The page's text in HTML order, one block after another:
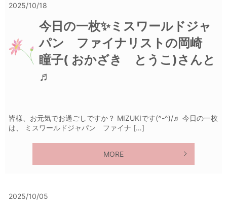
2025/10/18
今日の一枚✨ミスワールドジャ
パン ファイナリストの岡崎
瞳子( おかざき とうこ)さんと
♬
皆様、お元気でお過ごしですか？ MIZUKIです(^-^)/♬ 今日の一枚
は、 ミスワールドジャパン ファイナ […]
MORE
2025/10/05